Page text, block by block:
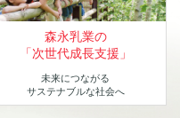
森永乳業の
「次世代成長支援」
未来につながる
サステナブルな社会へ